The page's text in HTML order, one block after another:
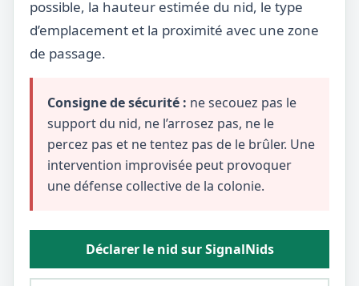
possible, la hauteur estimée du nid, le type
d’emplacement et la proximité avec une zone
de passage.
Consigne de sécurité : ne secouez pas le
support du nid, ne l’arrosez pas, ne le
percez pas et ne tentez pas de le brûler. Une
intervention improvisée peut provoquer
une défense collective de la colonie.
Déclarer le nid sur SignalNids